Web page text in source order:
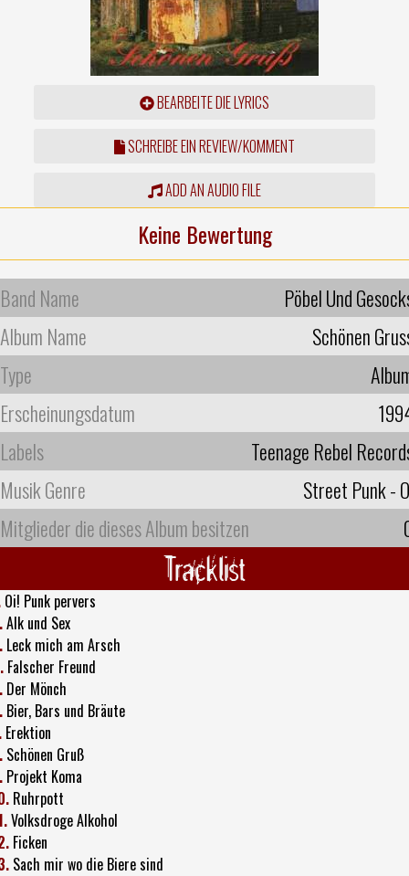
BEARBEITE DIE LYRICS
SCHREIBE EIN REVIEW/KOMMENT
ADD AN AUDIO FILE
Keine Bewertung
Band Name
Pöbel Und
Album Name
Schönen
Type
Erscheinungsdatum
Labels
Teenage Rebel
Musik Genre
Street Punk -
Mitglieder die dieses Album besitzen
Tracklist
Oi! Punk pervers
Alk und Sex
Leck mich am Arsch
Falscher Freund
Der Mönch
Bier, Bars und Bräute
Erektion
Schönen Gruß
Projekt Koma
Ruhrpott
Volksdroge Alkohol
Ficken
Sach mir wo die Biere sind